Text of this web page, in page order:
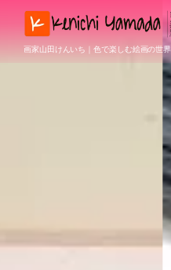
画家山田けんいち｜色で楽しむ絵画の世界